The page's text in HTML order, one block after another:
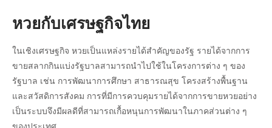
หวยกับเศรษฐกิจไทย
ในเชิงเศรษฐกิจ หวยเป็นแหล่งรายได้สำคัญของรัฐ รายได้จากการ
ขายสลากกินแบ่งรัฐบาลสามารถนำไปใช้ในโครงการต่าง ๆ ของ
รัฐบาล เช่น การพัฒนาการศึกษา สาธารณสุข โครงสร้างพื้นฐาน
และสวัสดิการสังคม การที่มีการควบคุมรายได้จากการขายหวยอย่าง
เป็นระบบจึงมีผลดีที่สามารถเกื้อหนุนการพัฒนาในภาคส่วนต่าง ๆ